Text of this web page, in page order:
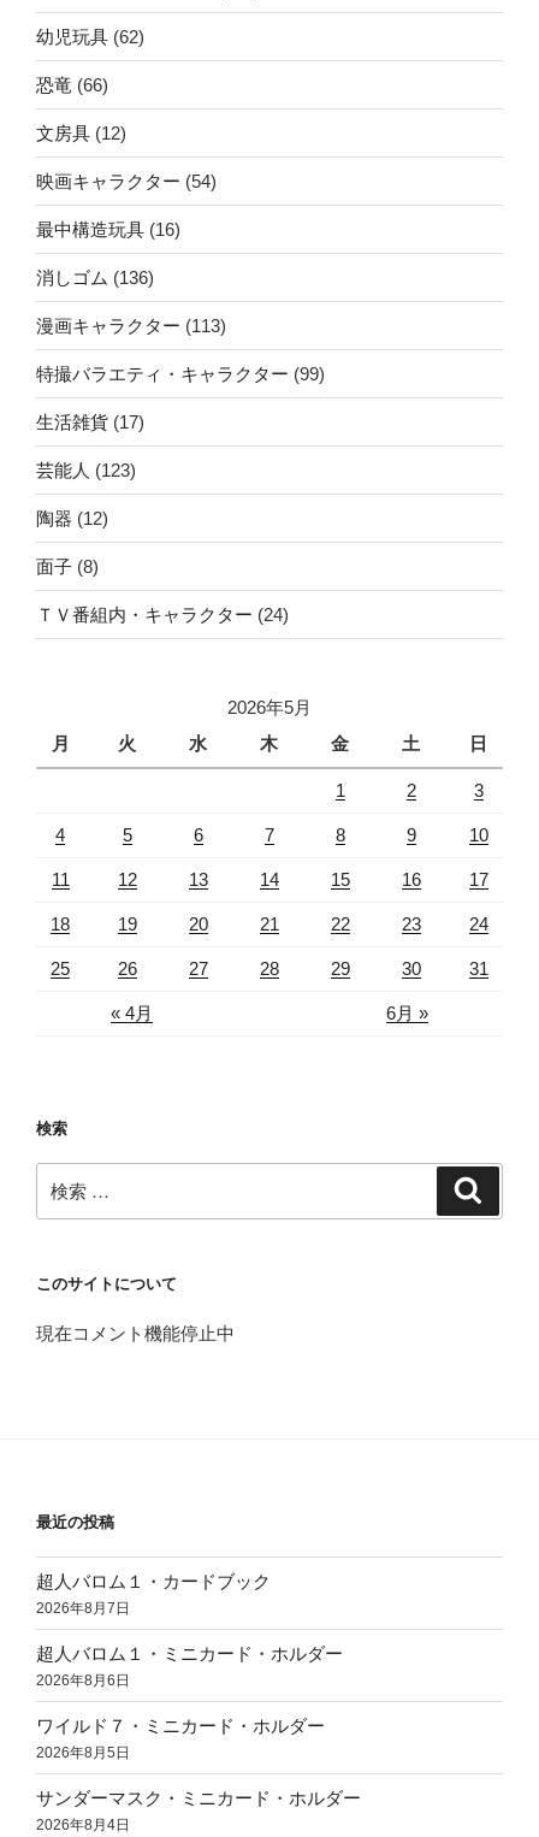
幼児玩具 (62)
恐竜 (66)
文房具 (12)
映画キャラクター (54)
最中構造玩具 (16)
消しゴム (136)
漫画キャラクター (113)
特撮バラエティ・キャラクター (99)
生活雑貨 (17)
芸能人 (123)
陶器 (12)
面子 (8)
ＴＶ番組内・キャラクター (24)
2026年5月
月
火 水 木 金 土 日
« 4月 6月 »
1 2 3
4 5 6 7 8 9 10
11 12 13 14 15 16 17
18 19 20 21 22 23 24
25 26 27 28 29 30 31
検索
検
索:
このサイトについて
現在コメント機能停止中
最近の投稿
超人バロム１・カードブック
2026年8月7日
超人バロム１・ミニカード・ホルダー
2026年8月6日
ワイルド７・ミニカード・ホルダー
2026年8月5日
サンダーマスク・ミニカード・ホルダー
2026年8月4日